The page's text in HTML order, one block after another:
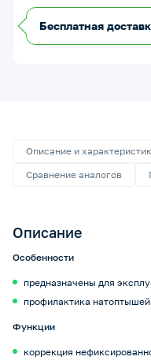
Бесплатная
Описание и
Сравнение аналогов
Описание
Особенности
предназначены для
профилактика натоптышей
Функции
коррекция